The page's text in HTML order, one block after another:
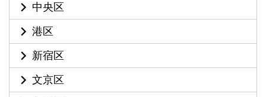
中央区
港区
新宿区
文京区